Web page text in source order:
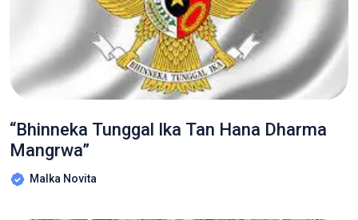
“Bhinneka Tunggal Ika Tan Hana Dharma
Mangrwa”
Malka Novita